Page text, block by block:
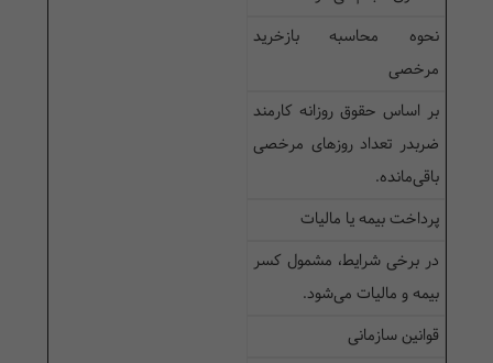
نحوه محاسبه بازخرید
مرخصی
بر اساس حقوق روزانه کارمند
ضربدر تعداد روزهای مرخصی
باقی‌مانده.
پرداخت بیمه یا مالیات
در برخی شرایط، مشمول کسر
بیمه و مالیات می‌شود.
قوانین سازمانی